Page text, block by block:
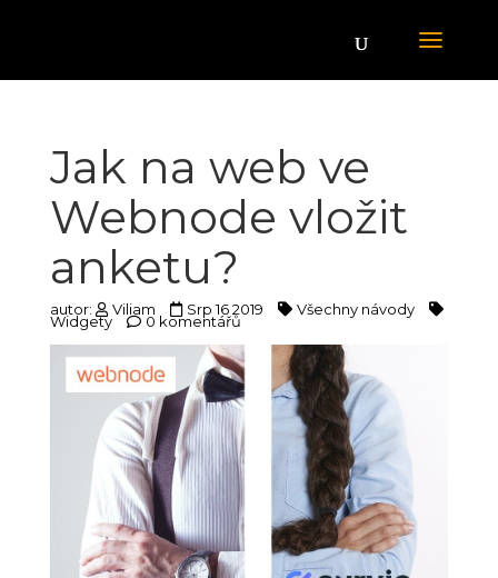
Jak na web ve
Webnode vložit
anketu?
autor: Viliam Srp 16 2019 Všechny návody
Widgety 0 komentářů